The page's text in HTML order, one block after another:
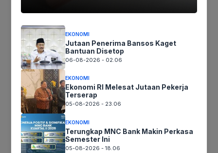
Ikutikami :
Tinggalkan komentar
Komentar
EKONOMI
Jutaan Penerima Bansos Kaget
Bantuan Disetop
06-08-2026 - 02.06
EKONOMI
Ekonomi RI Melesat Jutaan Pekerja
Terserap
05-08-2026 - 23.06
EKONOMI
Terungkap MNC Bank Makin Perkasa
Semester Ini
05-08-2026 - 18.06